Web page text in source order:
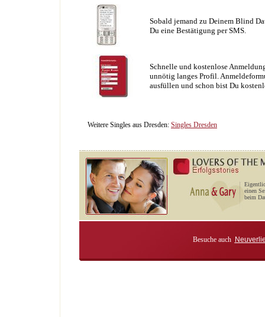
Sobald jemand zu Deinem Blind
Du eine Bestätigung per SMS.
Schnelle und kostenlose
unnötig langes Profil.
ausfüllen und schon bist Du
Weitere Singles aus Dresden: Singles Dresden
einen
beim
Besuche auch